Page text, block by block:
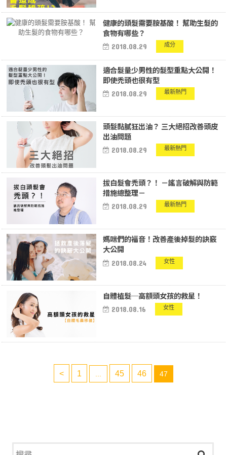
健康的頭髮需要胺基酸！ 幫助生髮的
食物有哪些？
2018.08.29 成分
適合髮量少男性的髮型重點大公開！
即使禿頭也很有型
2018.08.29 最新熱門
頭髮黏膩狂出油？ 三大絕招改善頭皮
出油問題
2018.08.29 最新熱門
拔白髮會禿頭？！ －謠言破解與防範
措施總整理－
2018.08.29 最新熱門
媽咪們的福音！改善產後掉髮的訣竅
大公開
2018.08.24 女性
自體植髮─高額頭女孩的救星！
2018.08.16 女性
< 1 45 46 47